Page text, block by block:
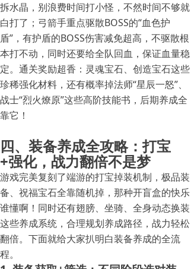
拆水晶，别浪费时间打小怪，不然时间不够就
白打了；弓箭手重点驱散BOSS的“血色护
盾”，有护盾的BOSS伤害减免超高，不驱散根
本打不动，同时还要给全队回血，保证血量稳
定。通关奖励超香：灵魂宝石、创造宝石这些
珍稀强化材料，还有概率掉法师“星辰一怒”、
战士“烈火燎原”这些高阶技能书，后期养成全
靠它！
四、装备养成全攻略：打宝
+强化，战力翻倍不是梦
游戏完美复刻了端游的打宝掉装机制，极品装
备、祝福宝石全靠随机掉，那种开盲盒的快乐
谁懂啊！同时还有翅膀、坐骑、全身动态换装
这些养成系统，合理规划养成路径，战力轻松
翻倍。下面就给大家扒明白装备养成的全流
程。